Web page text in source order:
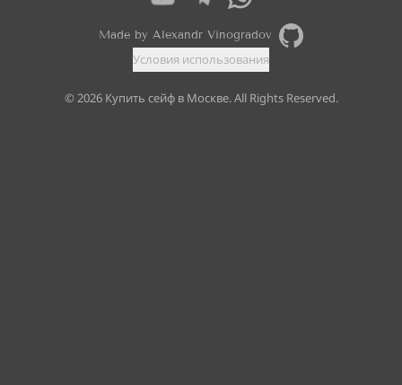
Условия использования
© 2026Купить сейф в Москве. All Rights Reserved.
Made by Alexandr Vinogradov